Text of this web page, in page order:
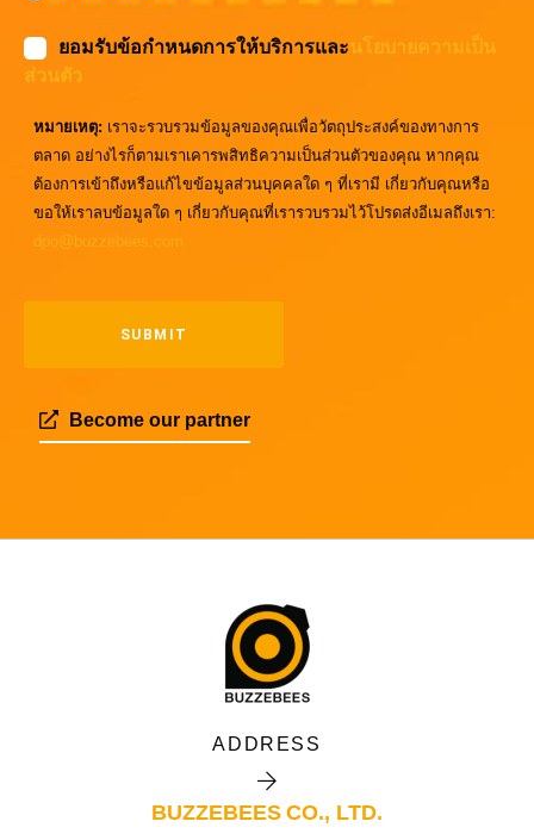
ยอมรับข้อกำหนดการให้บริการและนโยบายความเป็น
ส่วนตัว
หมายเหตุ: เราจะรวบรวมข้อมูลของคุณเพื่อวัตถุประสงค์ของทางการ
ตลาด อย่างไรก็ตามเราเคารพสิทธิความเป็นส่วนตัวของคุณ หากคุณ
ต้องการเข้าถึงหรือแก้ไขข้อมูลส่วนบุคคลใด ๆ ที่เรามี เกี่ยวกับคุณหรือ
ขอให้เราลบข้อมูลใด ๆ เกี่ยวกับคุณที่เรารวบรวมไว้โปรดส่งอีเมลถึงเรา:
dpo@buzzebees.com
Become our partner
ADDRESS
BUZZEBEES CO., LTD.